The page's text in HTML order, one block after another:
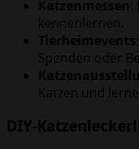
Katzenmessen:
kennenlernen.
Tierheimevents
Spenden oder
Katzen und
DIY-